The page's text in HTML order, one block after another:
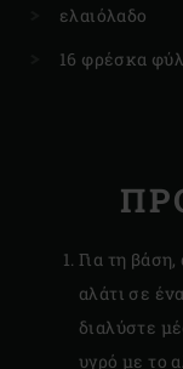
ελαιόλαδο
16 φρέσκα
Για τη
αλάτι σε
διαλύστε
υγρό με το